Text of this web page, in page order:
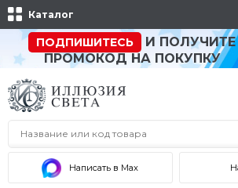
Каталог
ПОДПИШИТЕСЬ
И ПОЛУЧИТЕ
ПРОМОКОД НА ПОКУПКУ
Написать в Max